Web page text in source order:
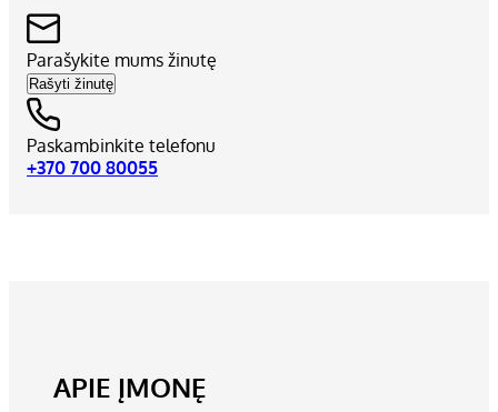
Parašykite mums žinutę
Rašyti žinutę
Paskambinkite telefonu
+370 700 80055
APIE ĮMONĘ